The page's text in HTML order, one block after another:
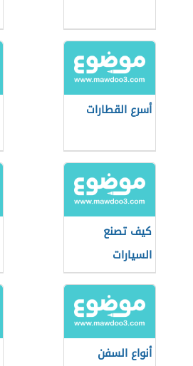
أسرع القطارات
كيف تصنع
السيارات
أنواع السفن